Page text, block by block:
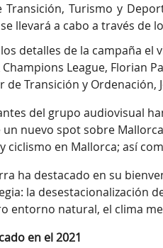
Transición, Turismo y
llevará a cabo a través de
detalles de la campaña el
Champions League, Florian
Transición y Ordenación,
del grupo audiovisual
un nuevo spot sobre
ciclismo en Mallorca; así
ha destacado en su
la desestacionalización
entorno natural, el clima
en el 2021